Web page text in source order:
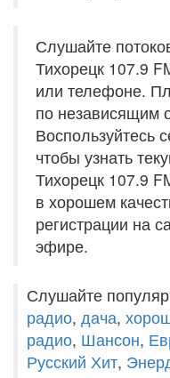
Слушайте
Тихорецк 107.9
или телефоне.
по независящим
Воспользуйтесь
чтобы узнать
Тихорецк 107.9
в хорошем
регистрации на
эфире.
Слушайте
радио, дача,
радио, Шансон,
Русский Хит,